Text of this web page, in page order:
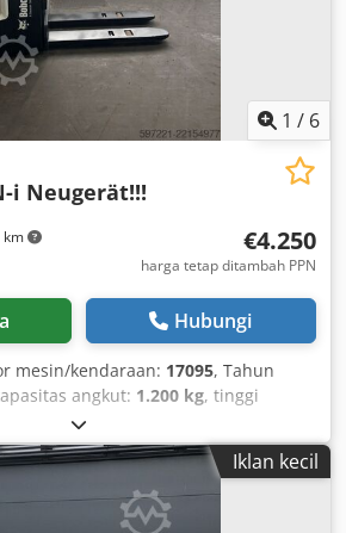
1 / 6
km
i Neugerät!!!
€4.250
harga tetap ditambah PPN
Hubungi
mesin/kendaraan: 17095, Tahun
angkut: 1.200 kg, tinggi
pusat beban:
simpleks, tinggi konstruksi:1.970
24 V, panjang garpu: 1.150 mm,
665 kg
, 5180321 Nomor Seri: OBWNR-
Aorf Spesifikasi Baterai: 24V
Iklan kecil